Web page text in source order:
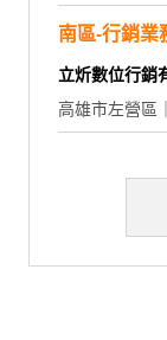
南區-行銷業
立炘數位行銷
高雄市左營區